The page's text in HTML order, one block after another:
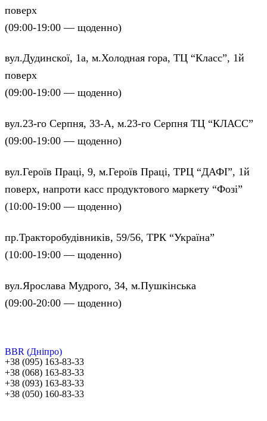
поверх
(09:00-19:00 — щоденно)
вул.Дудинскої, 1а, м.Холодная гора, ТЦ “Класс”, 1й
поверх
(09:00-19:00 — щоденно)
вул.23-го Серпня, 33-А, м.23-го Серпня ТЦ “КЛАСС”
(09:00-19:00 — щоденно)
вул.Героїв Праці, 9, м.Героїв Праці, ТРЦ “ДАФІ”, 1й
поверх, напроти касс продуктового маркету “Фозі”
(10:00-19:00 — щоденно)
пр.Тракторобудівників, 59/56, ТРК “Україна”
(10:00-19:00 — щоденно)
вул.Ярослава Мудрого, 34, м.Пушкінська
(09:00-20:00 — щоденно)
BBR (Дніпро)
+38 (095) 163-83-33
+38 (068) 163-83-33
+38 (093) 163-83-33
+38 (050) 160-83-33